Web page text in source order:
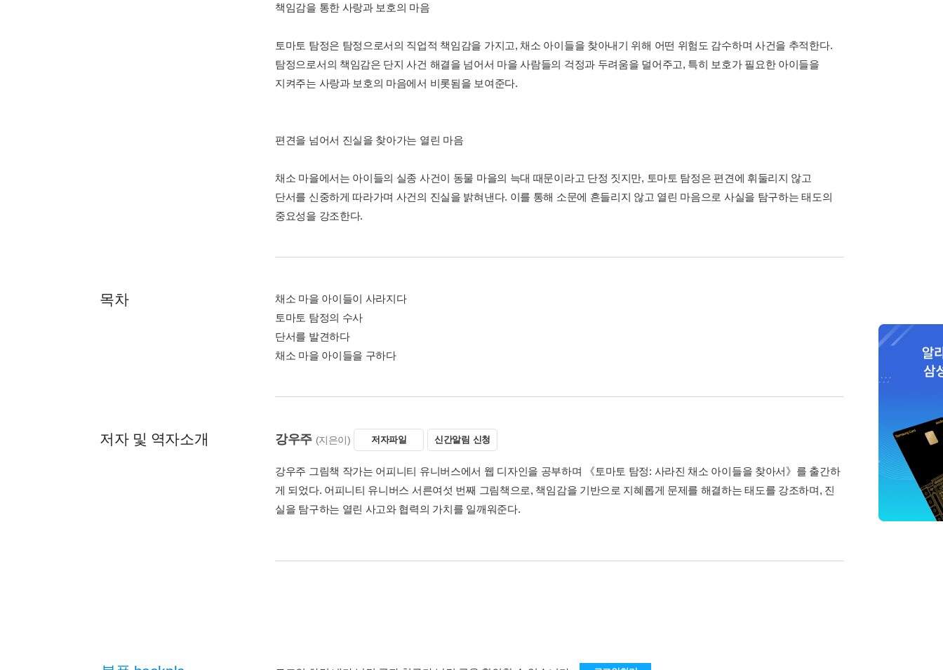
책임감을 통한 사랑과 보호의 마음
토마토 탐정은 탐정으로서의 직업적 책임감을 가지고, 채소 아이들을 찾아내기 위해 어떤 위험도 감수하며 사건을 추적한다.
탐정으로서의 책임감은 단지 사건 해결을 넘어서 마을 사람들의 걱정과 두려움을 덜어주고, 특히 보호가 필요한 아이들을
지켜주는 사랑과 보호의 마음에서 비롯됨을 보여준다.
편견을 넘어서 진실을 찾아가는 열린 마음
채소 마을에서는 아이들의 실종 사건이 동물 마을의 늑대 때문이라고 단정 짓지만, 토마토 탐정은 편견에 휘둘리지 않고
단서를 신중하게 따라가며 사건의 진실을 밝혀낸다. 이를 통해 소문에 흔들리지 않고 열린 마음으로 사실을 탐구하는 태도의
중요성을 강조한다.
목차
채소 마을 아이들이 사라지다
토마토 탐정의 수사
단서를 발견하다
채소 마을 아이들을 구하다
저자 및 역자소개 강우주 (지은이) 저자파일 신간알림 신청
강우주 그림책 작가는 어피니티 유니버스에서 웹 디자인을 공부하며 《토마토 탐정: 사라진 채소 아이들을 찾아서》를 출간하
게 되었다. 어피니티 유니버스 서른여섯 번째 그림책으로, 책임감을 기반으로 지혜롭게 문제를 해결하는 태도를 강조하며, 진
실을 탐구하는 열린 사고와 협력의 가치를 일깨워준다.